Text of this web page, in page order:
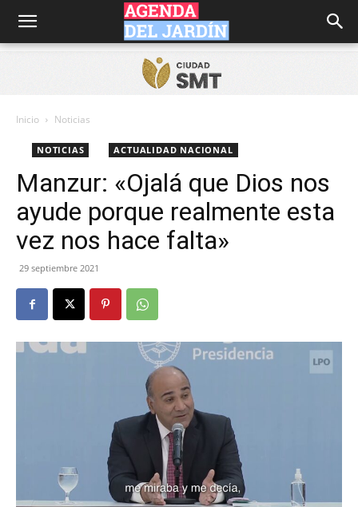
Agenda
Jardín
Inicio Noticias
NOTICIAS ACTUALIDAD NACIONAL
Manzur: «Ojalá que Dios nos
ayude porque realmente esta
vez nos hace falta»
29 septiembre 2021